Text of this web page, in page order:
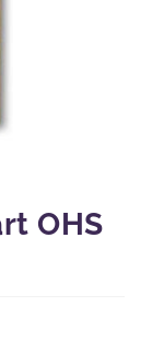
OHS